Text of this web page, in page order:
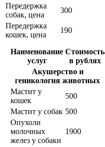
Передержка
собак, цена
300
Передержка
кошек, цена
190
Наименование
услуг
Стоимость
в рублях
Акушерство и
геникология животных
Мастит у
кошек
500
Мастит у собак 500
Опухоли
молочных
желез у собаки
1900